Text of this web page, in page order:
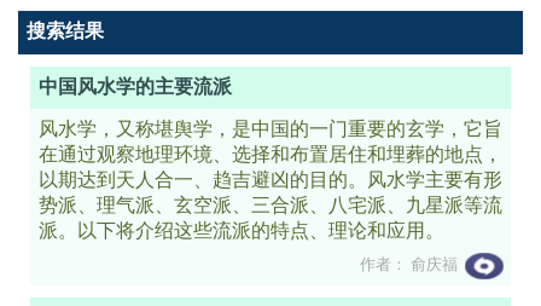
搜索结果
中国风水学的主要流派
风水学，又称堪舆学，是中国的一门重要的玄学，它旨
在通过观察地理环境、选择和布置居住和埋葬的地点，
以期达到天人合一、趋吉避凶的目的。风水学主要有形
势派、理气派、玄空派、三合派、八宅派、九星派等流
派。以下将介绍这些流派的特点、理论和应用。
作者： 俞庆福